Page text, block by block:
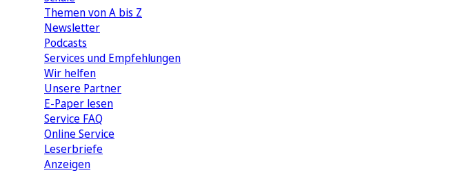
Themen von A bis Z
Newsletter
Podcasts
Services und Empfehlungen
Wir helfen
Unsere Partner
E-Paper lesen
Service FAQ
Online Service
Leserbriefe
Anzeigen